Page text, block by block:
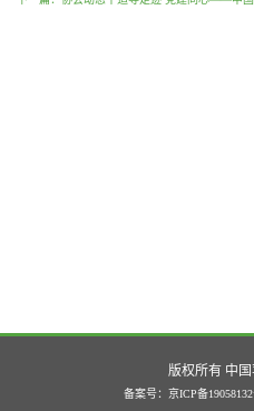
版权所有 中
备案号：京ICP备19058132